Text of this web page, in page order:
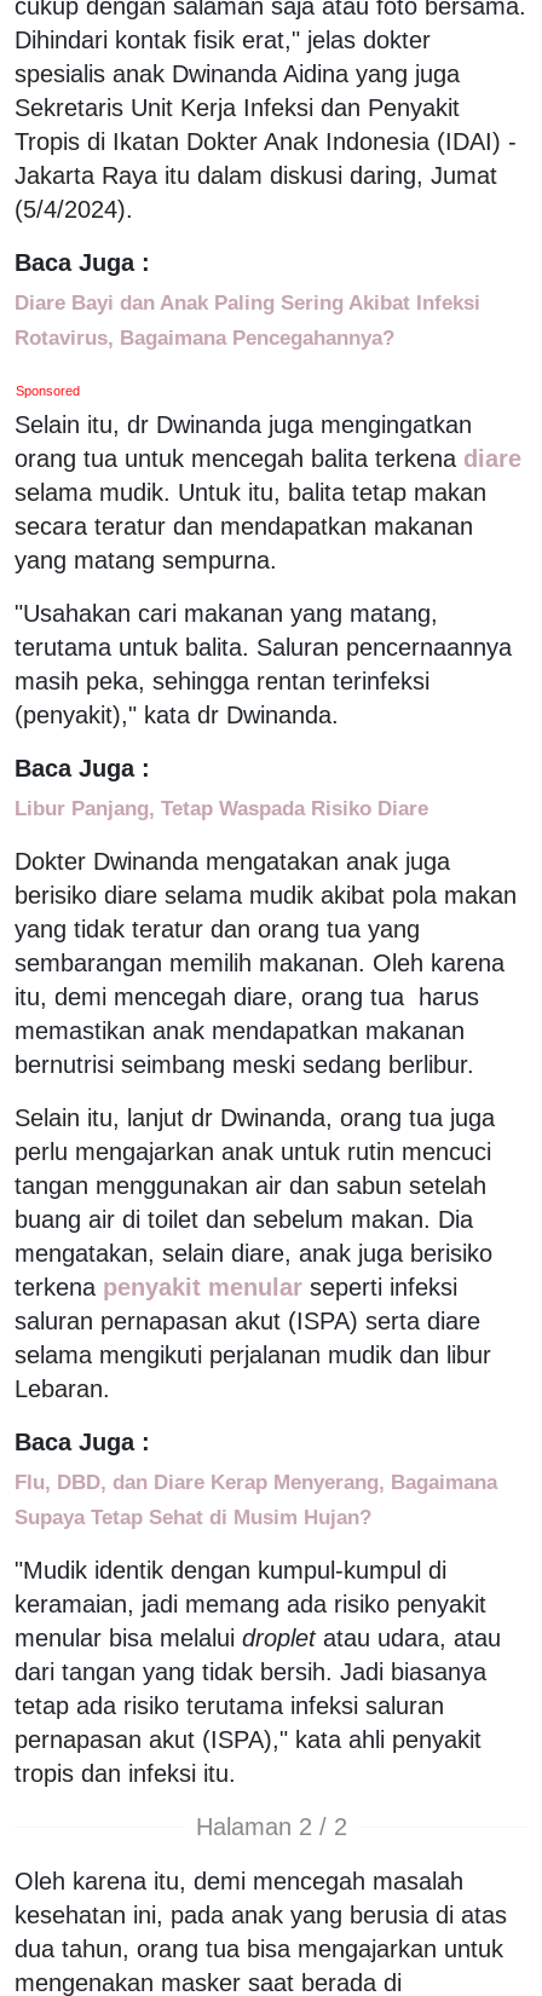
cukup dengan salaman saja atau foto bersama.
Dihindari kontak fisik erat," jelas dokter
spesialis anak Dwinanda Aidina yang juga
Sekretaris Unit Kerja Infeksi dan Penyakit
Tropis di Ikatan Dokter Anak Indonesia (IDAI) -
Jakarta Raya itu dalam diskusi daring, Jumat
(5/4/2024).
Baca Juga :
Diare Bayi dan Anak Paling Sering Akibat Infeksi
Rotavirus, Bagaimana Pencegahannya?
Sponsored
Selain itu, dr Dwinanda juga mengingatkan
orang tua untuk mencegah balita terkena diare
selama mudik. Untuk itu, balita tetap makan
secara teratur dan mendapatkan makanan
yang matang sempurna.
"Usahakan cari makanan yang matang,
terutama untuk balita. Saluran pencernaannya
masih peka, sehingga rentan terinfeksi
(penyakit)," kata dr Dwinanda.
Baca Juga :
Libur Panjang, Tetap Waspada Risiko Diare
Dokter Dwinanda mengatakan anak juga
berisiko diare selama mudik akibat pola makan
yang tidak teratur dan orang tua yang
sembarangan memilih makanan. Oleh karena
itu, demi mencegah diare, orang tua harus
memastikan anak mendapatkan makanan
bernutrisi seimbang meski sedang berlibur.
Selain itu, lanjut dr Dwinanda, orang tua juga
perlu mengajarkan anak untuk rutin mencuci
tangan menggunakan air dan sabun setelah
buang air di toilet dan sebelum makan. Dia
mengatakan, selain diare, anak juga berisiko
terkena penyakit menular seperti infeksi
saluran pernapasan akut (ISPA) serta diare
selama mengikuti perjalanan mudik dan libur
Lebaran.
Baca Juga :
Flu, DBD, dan Diare Kerap Menyerang, Bagaimana
Supaya Tetap Sehat di Musim Hujan?
"Mudik identik dengan kumpul-kumpul di
keramaian, jadi memang ada risiko penyakit
menular bisa melalui dropletatau udara, atau
dari tangan yang tidak bersih. Jadi biasanya
tetap ada risiko terutama infeksi saluran
pernapasan akut (ISPA)," kata ahli penyakit
tropis dan infeksi itu.
Halaman 2 / 2
Oleh karena itu, demi mencegah masalah
kesehatan ini, pada anak yang berusia di atas
dua tahun, orang tua bisa mengajarkan untuk
mengenakan masker saat berada di